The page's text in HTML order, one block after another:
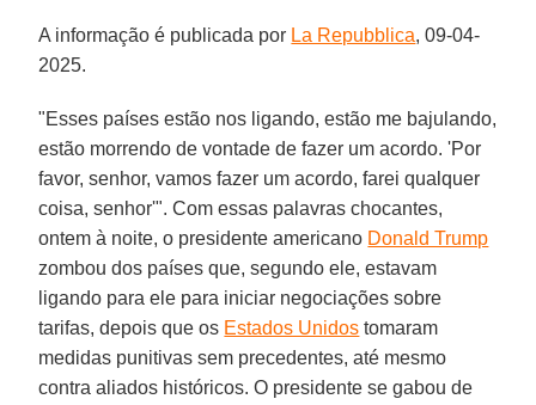
A informação é publicada por La Repubblica, 09-04-
2025.
"Esses países estão nos ligando, estão me bajulando,
estão morrendo de vontade de fazer um acordo. 'Por
favor, senhor, vamos fazer um acordo, farei qualquer
coisa, senhor'". Com essas palavras chocantes,
ontem à noite, o presidente americano Donald Trump
zombou dos países que, segundo ele, estavam
ligando para ele para iniciar negociações sobre
tarifas, depois que os Estados Unidos tomaram
medidas punitivas sem precedentes, até mesmo
contra aliados históricos. O presidente se gabou de